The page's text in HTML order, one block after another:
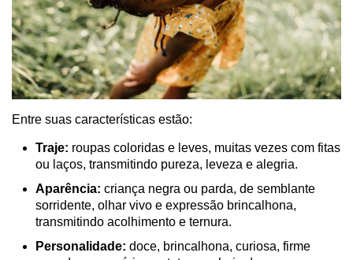
Entre suas características estão:
Traje: roupas coloridas e leves, muitas vezes com fitas
ou laços, transmitindo pureza, leveza e alegria.
Aparência: criança negra ou parda, de semblante
sorridente, olhar vivo e expressão brincalhona,
transmitindo acolhimento e ternura.
Personalidade: doce, brincalhona, curiosa, firme